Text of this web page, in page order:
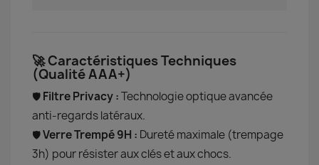
🚀 Caractéristiques Techniques
(Qualité AAA+)
🛡️ Filtre Privacy :Technologie optique avancée
anti-regards latéraux.
🛡️Verre Trempé 9H : Dureté maximale (trempage
3h) pour résister aux clés et aux chocs.